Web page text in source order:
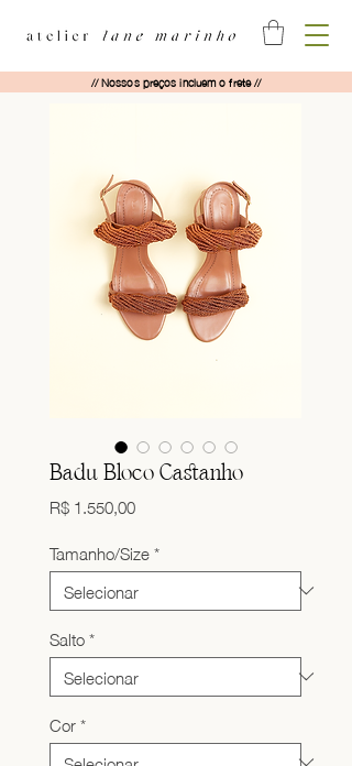
// Nossos preços incluem o frete //
Badu Bloco Castanho
R$ 1.550,00Preço
Tamanho/Size*
Salto*
Cor*